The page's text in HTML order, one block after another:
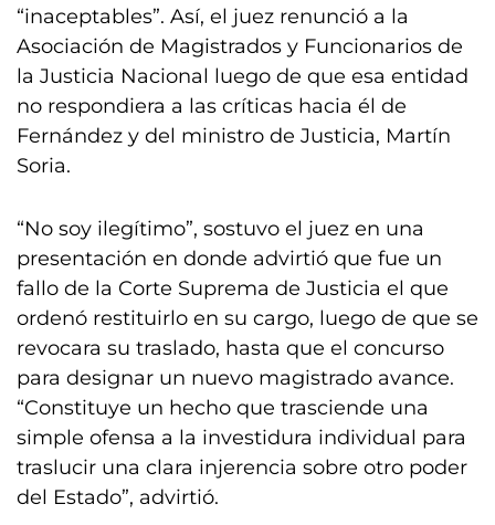
“inaceptables”. Así, el juez renunció a la
Asociación de Magistrados y Funcionarios de
la Justicia Nacional luego de que esa entidad
no respondiera a las críticas hacia él de
Fernández y del ministro de Justicia, Martín
Soria.
“No soy ilegítimo”, sostuvo el juez en una
presentación en donde advirtió que fue un
fallo de la Corte Suprema de Justicia el que
ordenó restituirlo en su cargo, luego de que se
revocara su traslado, hasta que el concurso
para designar un nuevo magistrado avance.
“Constituye un hecho que trasciende una
simple ofensa a la investidura individual para
traslucir una clara injerencia sobre otro poder
del Estado”, advirtió.